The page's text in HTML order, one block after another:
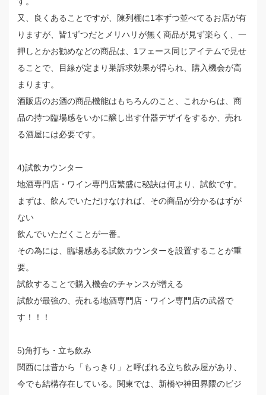
又、良くあることですが、陳列棚に1本ずつ並べてるお店が有
りますが、皆1ずつだとメリハリが無く商品が見ず楽らく、一
押しとかお勧めなどの商品は、1フェース同じアイテムで見せ
ることで、目線が定まり巣訴求効果が得られ、購入機会が高
まります。
酒販店のお酒の商品機能はもちろんのこと、これからは、商
品の持つ臨場感をいかに醸し出す什器デザイをするか、売れ
る酒屋には必要です。
4)試飲カウンター
地酒専門店・ワイン専門店繁盛に秘訣は何より、試飲です。
まずは、飲んでいただけなければ、その商品が分かるはずが
ない
飲んでいただくことが一番。
その為には、臨場感ある試飲カウンターを設置することが重
要。
試飲することで購入機会のチャンスが増える
試飲が最強の、売れる地酒専門店・ワイン専門店の武器で
す！！！
5)角打ち・立ち飲み
関西には昔から「もっきり」と呼ばれる立ち飲み屋があり、
今でも結構存在している。関東では、新橋や神田界隈のビジ